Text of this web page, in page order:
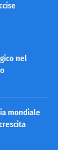
nel
mondiale